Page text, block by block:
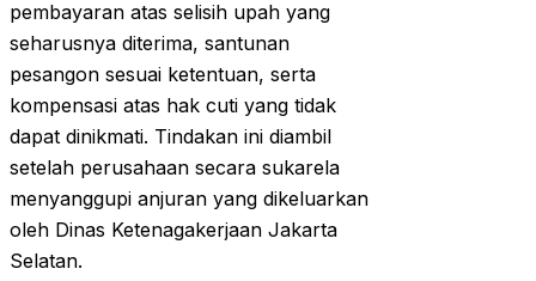
pembayaran atas selisih upah yang
seharusnya diterima, santunan
pesangon sesuai ketentuan, serta
kompensasi atas hak cuti yang tidak
dapat dinikmati. Tindakan ini diambil
setelah perusahaan secara sukarela
menyanggupi anjuran yang dikeluarkan
oleh Dinas Ketenagakerjaan Jakarta
Selatan.